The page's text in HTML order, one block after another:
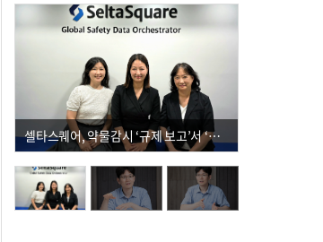
셀타스퀘어, 약물감시 ‘규제 보고’서 ‘데이터 의사결정’으로 "PVX 전환 요구 커진다"